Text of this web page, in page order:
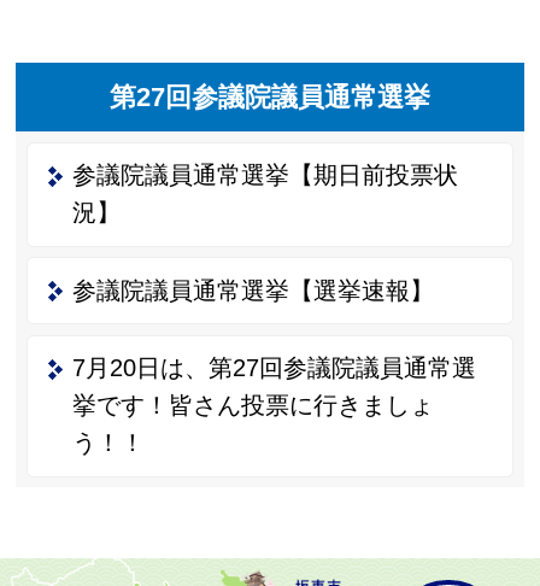
第27回参議院議員通常選挙
参議院議員通常選挙【期日前投票状
況】
参議院議員通常選挙【選挙速報】
7月20日は、第27回参議院議員通常選
挙です！皆さん投票に行きましょ
う！！